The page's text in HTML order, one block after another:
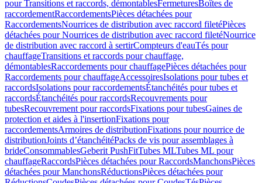
pour Transitions et raccords, démontablesFermeturesBoîtes de
raccordementRaccordementsPièces détachées pour
RaccordementsNourrices de distribution avec raccord filetéPièces
détachées pour Nourrices de distribution avec raccord filetéNourrice
de distribution avec raccord à sertirCompteurs d'eauTés pour
chauffageTransitions et raccords pour chauffage,
démontablesRaccordements pour chauffagePièces détachées pour
Raccordements pour chauffageAccessoiresIsolations pour tubes et
raccordsIsolations pour raccordementsÉtanchéités pour tubes et
raccordsÉtanchéités pour raccordsRecouvrements pour
tubesRecouvrement pour raccordsFixations pour tubesGaines de
protection et aides à l'insertionFixations pour
raccordementsArmoires de distributionFixations pour nourrice de
distributionJoints d’étanchéitéPacks de vis pour assemblages à
brideConsommablesGeberit PushFitTubes MLTubes ML pour
chauffageRaccordsPièces détachées pour RaccordsManchonsPièces
détachées pour ManchonsRéductionsPièces détachées pour